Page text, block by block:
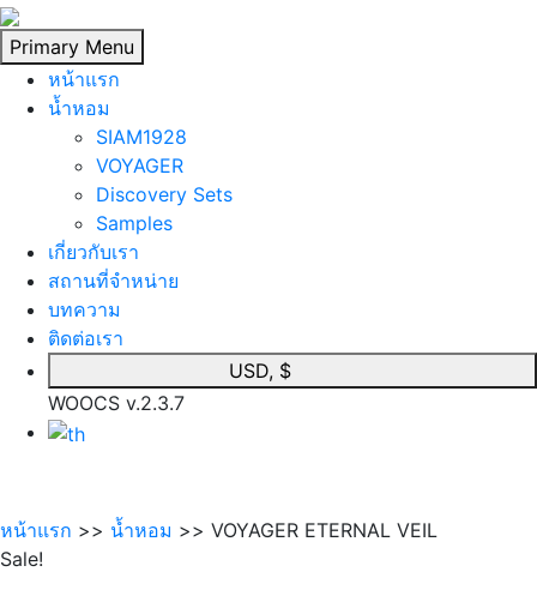
Skip
to
content
Primary Menu
หน้าแรก
นํ้าหอม
SIAM1928
VOYAGER
Discovery Sets
Samples
เกี่ยวกับเรา
สถานที่จำหน่าย
บทความ
ติดต่อเรา
USD, $
WOOCS v.2.3.7
หน้าแรก >> นํ้าหอม >> VOYAGER ETERNAL VEIL
Sale!